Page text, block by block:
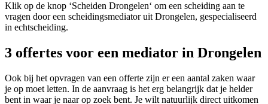
Klik op de knop ‘Scheiden Drongelen‘ om een scheiding aan te
vragen door een scheidingsmediator uit Drongelen, gespecialiseerd
in echtscheiding.
3 offertes voor een mediator in Drongelen
Ook bij het opvragen van een offerte zijn er een aantal zaken waar
je op moet letten. In de aanvraag is het erg belangrijk dat je helder
bent in waar je naar op zoek bent. Je wilt natuurlijk direct uitkomen